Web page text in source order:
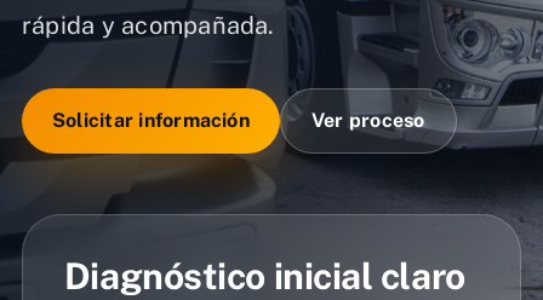
rápida y acompañada.
Solicitar información Ver proceso
Diagnóstico inicial claro